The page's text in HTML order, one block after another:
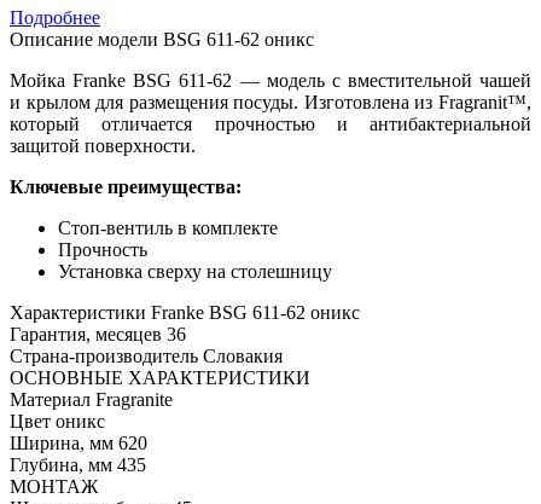
Подробнее
Описание модели BSG 611-62 оникс
Мойка Franke BSG 611-62 — модель с вместительной чашей
и крылом для размещения посуды. Изготовлена из Fragranit™,
который отличается прочностью и антибактериальной
защитой поверхности.
Ключевые преимущества:
Стоп-вентиль в комплекте
Прочность
Установка сверху на столешницу
Характеристики Franke BSG 611-62 оникс
Гарантия, месяцев 36
Страна-производитель Словакия
ОСНОВНЫЕ ХАРАКТЕРИСТИКИ
Материал Fragranite
Цвет оникс
Ширина, мм 620
Глубина, мм 435
МОНТАЖ